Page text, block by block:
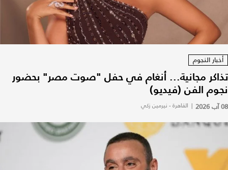
أخبار النجوم
تذاكر مجانية... أنغام في حفل "صوت مصر" بحضور
نجوم الفن (فيديو)
08 آب 2026 | القاهرة - نيرمين زكي